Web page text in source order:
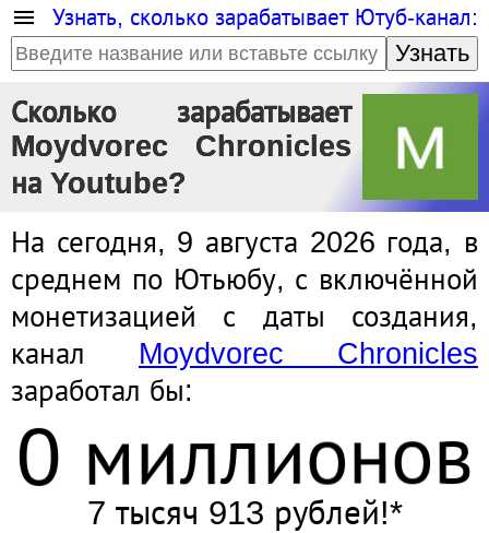
Узнать, сколько зарабатывает Ютуб-канал:
Узнать
Сколько зарабатывает
Moydvorec Chronicles
на Youtube?
На сегодня, 9 августа 2026 года, в
среднем по Ютьюбу, с включённой
монетизацией с даты создания,
канал Moydvorec Chronicles
заработал бы:
0 миллионов
7 тысяч 913 рублей!*